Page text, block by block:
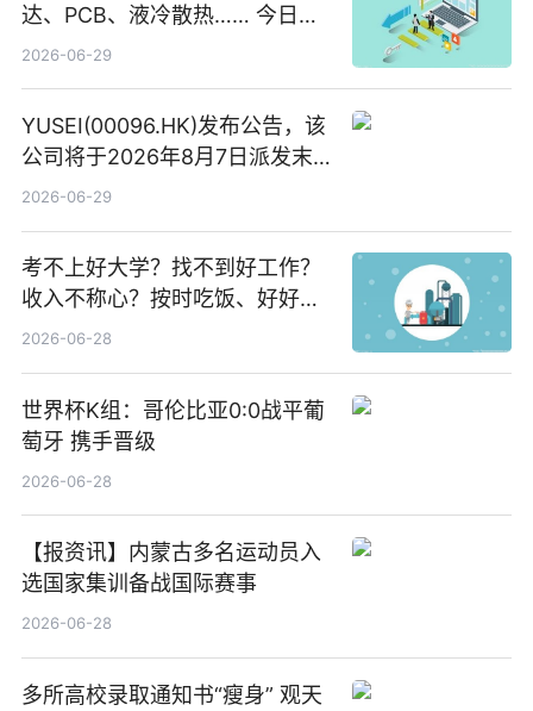
达、PCB、液冷散热…… 今日快
讯
2026-06-29
YUSEI(00096.HK)发布公告，该
公司将于2026年8月7日派发末
期股息每股人民币0.013元 每日
2026-06-29
考不上好大学？找不到好工作？
收入不称心？按时吃饭、好好睡
觉
2026-06-28
世界杯K组：哥伦比亚0:0战平葡
萄牙 携手晋级
2026-06-28
【报资讯】内蒙古多名运动员入
选国家集训备战国际赛事
2026-06-28
多所高校录取通知书“瘦身” 观天